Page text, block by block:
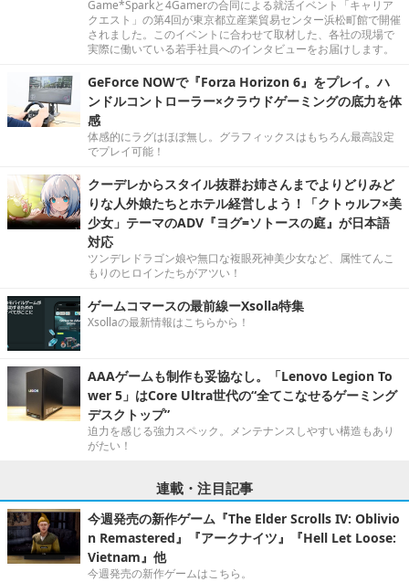
Game*Sparkと4Gamerの合同による就活イベント「キャリア
クエスト」の第4回が東京都立産業貿易センター浜松町館で開催
されました。このイベントに合わせて取材した、各社の現場で
実際に働いている若手社員へのインタビューをお届けします。
GeForce NOWで『Forza Horizon 6』をプレイ。ハ
ンドルコントローラー×クラウドゲーミングの底力を体
感
体感的にラグはほぼ無し。グラフィックスはもちろん最高設定
でプレイ可能！
クーデレからスタイル抜群お姉さんまでよりどりみど
りな人外娘たちとホテル経営しよう！「クトゥルフ×美
少女」テーマのADV『ヨグ=ソトースの庭』が日本語
対応
ツンデレドラゴン娘や無口な複眼死神美少女など、属性てんこ
もりのヒロインたちがアツい！
ゲームコマースの最前線ーXsolla特集
Xsollaの最新情報はこちらから！
AAAゲームも制作も妥協なし。「Lenovo Legion To
wer 5」はCore Ultra世代の“全てこなせるゲーミング
デスクトップ”
迫力を感じる強力スペック。メンテナンスしやすい構造もあり
がたい！
連載・注目記事
今週発売の新作ゲーム『The Elder Scrolls IV: Oblivio
n Remastered』『アークナイツ』『Hell Let Loose:
Vietnam』他
今週発売の新作ゲームはこちら。